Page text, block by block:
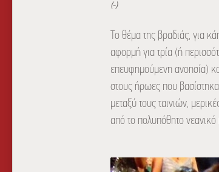
(-)
Το θέμα της βραδιάς, για
αφορμή για τρία (ή
επευφημούμενη ανοησία)
στους ήρωες που
μεταξύ τους ταινιών,
από το πολυπόθητο νεανικό